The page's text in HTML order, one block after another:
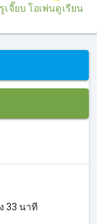
เจี๊ยบ โอเพ่นดูเรียน
33 นาที